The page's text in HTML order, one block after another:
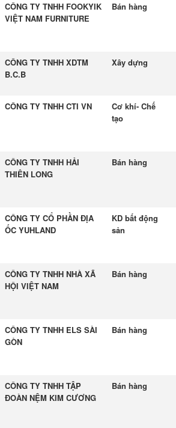
CÔNG TY TNHH FOOKYIK
VIỆT NAM FURNITURE
Bán hàng
CÔNG TY TNHH XDTM
B.C.B
Xây dựng
CÔNG TY TNHH CTI VN
Cơ khí- Chế
tạo
CÔNG TY TNHH HẢI
THIÊN LONG
Bán hàng
CÔNG TY CỔ PHẦN ĐỊA
ỐC YUHLAND
KD bất động
sản
CÔNG TY TNHH NHÀ XÃ
HỘI VIỆT NAM
Bán hàng
CÔNG TY TNHH ELS SÀI
GÒN
Bán hàng
CÔNG TY TNHH TẬP
ĐOÀN NỆM KIM CƯƠNG
Bán hàng